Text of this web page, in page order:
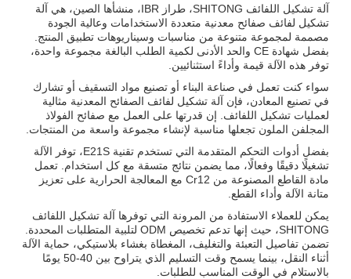
آلة تشكيل اللفائف SHITONG، طراز IBR، منشأها الصين، هي آلة
تشكيل لفائف صفائح معدنية متعددة الاستخدامات وعالية الجودة
مصممة لمجموعة متنوعة من مناسبات وسيناريوهات تطبيق المنتج.
بفضل شهادة CE والحد الأدنى لكمية الطلب البالغة مجموعة واحدة،
توفر هذه الآلة قيمة وأداءً استثنائيين.
سواء كنت تعمل في صناعة البناء أو تصنيع مواد التسقيف أو تشارك
في تصنيع المعادن، فإن آلة تشكيل لفائف الصفائح المعدنية مثالية
لعمليات تشكيل اللفائف. إن قدرتها على العمل مع صفائح الفولاذ
المجلفن الملون تجعلها مناسبة لإنشاء مجموعة واسعة من المنتجات.
بفضل أدوات التحكم المتقدمة التي تستخدم تقنية E21S، توفر الآلة
تشغيلًا دقيقًا وفعالًا، مما يضمن نتائج متسقة مع كل استخدام. تعمل
مادة القاطع المصنوعة من Cr12 مع المعالجة الحرارية على تعزيز
متانة الآلة وأداء القطع.
يمكن للعملاء الاستفادة من المرونة التي توفرها آلة تشكيل اللفائف
SHITONG، حيث إنها تدعم تخصيص ODM لتلبية المتطلبات المحددة.
تضمن تفاصيل التعبئة والتغليف، المغطاة بغشاء بلاستيكي، حماية الآلة
أثناء النقل، بينما يسمح وقت التسليم الذي يتراوح بين 40-50 يومًا
بالاستلام في الوقت المناسب للطلبات.